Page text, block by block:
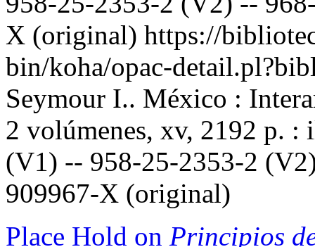
X (original) https://
bin/koha/opac-
Seymour I.. México :
2 volúmenes, xv, 2192 p.
(V1) -- 958-25-2353-2
909967-X (original)
Place Hold on Principios